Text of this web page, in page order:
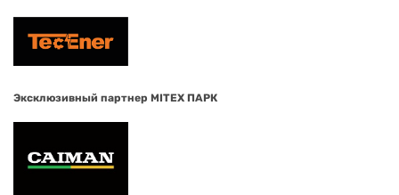
Эксклюзивный партнер MITEX ПАРК